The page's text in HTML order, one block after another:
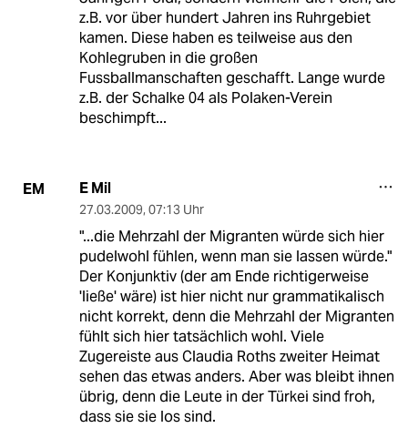
z.B. vor über hundert Jahren ins Ruhrgebiet
kamen. Diese haben es teilweise aus den
Kohlegruben in die großen
Fussballmanschaften geschafft. Lange wurde
z.B. der Schalke 04 als Polaken-Verein
beschimpft...
EM E Mil
27.03.2009, 07:13 Uhr
"...die Mehrzahl der Migranten würde sich hier
pudelwohl fühlen, wenn man sie lassen würde."
Der Konjunktiv (der am Ende richtigerweise
'ließe' wäre) ist hier nicht nur grammatikalisch
nicht korrekt, denn die Mehrzahl der Migranten
fühlt sich hier tatsächlich wohl. Viele
Zugereiste aus Claudia Roths zweiter Heimat
sehen das etwas anders. Aber was bleibt ihnen
übrig, denn die Leute in der Türkei sind froh,
dass sie sie los sind.